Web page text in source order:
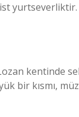
yurtseverliktir.
kentinde
bir kısmı,